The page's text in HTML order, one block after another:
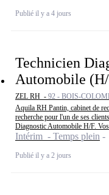
Publié il y a 4 jours
Technicien
Automobile
ZEL RH - 92 - BOIS-
Aquila RH Pantin, cabinet de
recherche pour l'un de ses
Diagnostic Automobile H/F.
Intérim - Temps plein
Publié il y a 2 jours